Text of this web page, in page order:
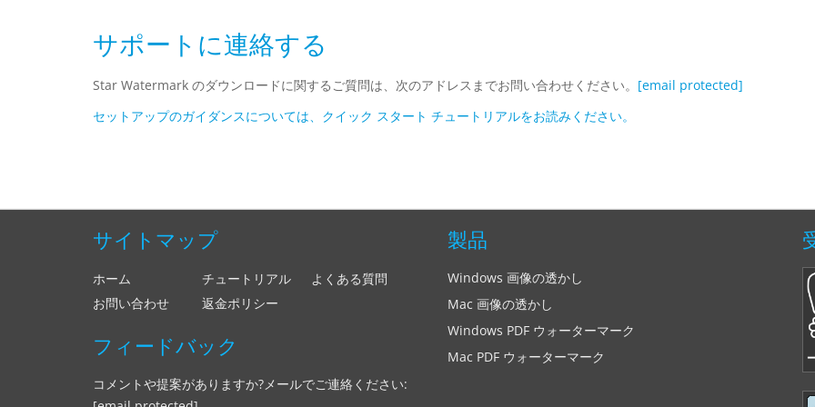
サポートに連絡する
Star Watermark のダウンロードに関するご質問は、次のアドレスまでお問い合わせください。 [email protected]
セットアップのガイダンスについては、クイック スタート チュートリアルをお読みください。
サイトマップ
ホーム チュートリアル
よくある質問
お問い合わせ
返金ポリシー
フィードバック
コメントや提案がありますか?メールでご連絡ください:
製品
Windows 画像の透かし
Mac 画像の透かし
Windows PDF ウォーターマーク
Mac PDF ウォーターマーク